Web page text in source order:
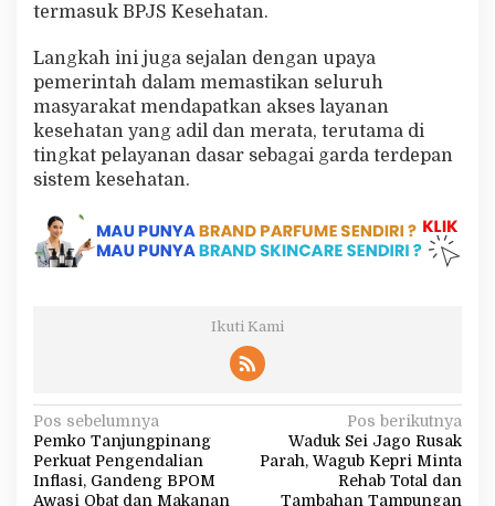
termasuk BPJS Kesehatan.
Langkah ini juga sejalan dengan upaya
pemerintah dalam memastikan seluruh
masyarakat mendapatkan akses layanan
kesehatan yang adil dan merata, terutama di
tingkat pelayanan dasar sebagai garda terdepan
sistem kesehatan.
Ikuti Kami
N
a
v
Pos sebelumnya
Pemko Tanjungpinang
Perkuat Pengendalian
Inflasi, Gandeng BPOM
Awasi Obat dan Makanan
Pos berikutnya
Waduk Sei Jago Rusak
Parah, Wagub Kepri Minta
Rehab Total dan
Tambahan Tampungan